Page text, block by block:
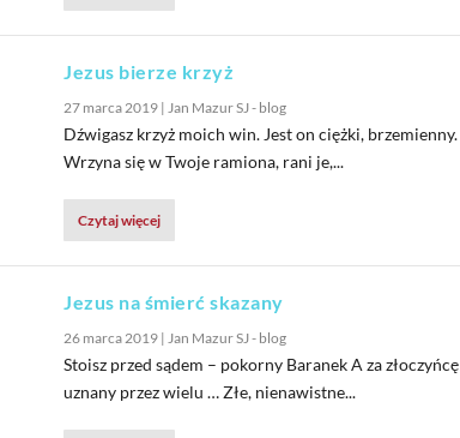
Jezus bierze krzyż
27 marca 2019 | Jan Mazur SJ - blog
Dźwigasz krzyż moich win. Jest on ciężki, brzemienny.
Wrzyna się w Twoje ramiona, rani je,...
Czytaj więcej
Jezus na śmierć skazany
26 marca 2019 | Jan Mazur SJ - blog
Stoisz przed sądem – pokorny Baranek A za złoczyńcę
uznany przez wielu … Złe, nienawistne...